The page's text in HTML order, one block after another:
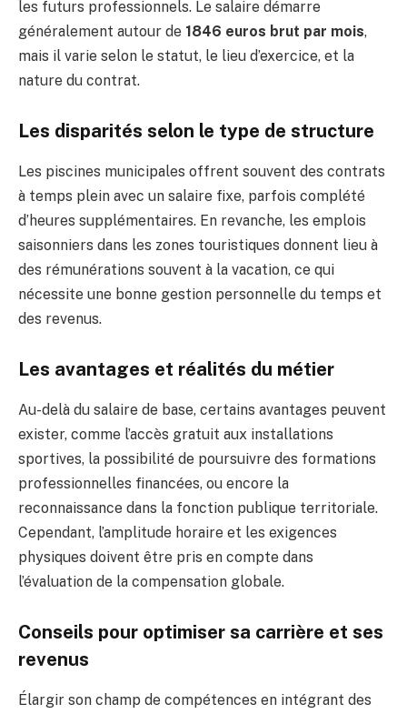
les futurs professionnels. Le salaire démarre
généralement autour de 1846 euros brut par mois,
mais il varie selon le statut, le lieu d’exercice, et la
nature du contrat.
Les disparités selon le type de structure
Les piscines municipales offrent souvent des contrats
à temps plein avec un salaire fixe, parfois complété
d’heures supplémentaires. En revanche, les emplois
saisonniers dans les zones touristiques donnent lieu à
des rémunérations souvent à la vacation, ce qui
nécessite une bonne gestion personnelle du temps et
des revenus.
Les avantages et réalités du métier
Au-delà du salaire de base, certains avantages peuvent
exister, comme l’accès gratuit aux installations
sportives, la possibilité de poursuivre des formations
professionnelles financées, ou encore la
reconnaissance dans la fonction publique territoriale.
Cependant, l’amplitude horaire et les exigences
physiques doivent être pris en compte dans
l’évaluation de la compensation globale.
Conseils pour optimiser sa carrière et ses
revenus
Élargir son champ de compétences en intégrant des